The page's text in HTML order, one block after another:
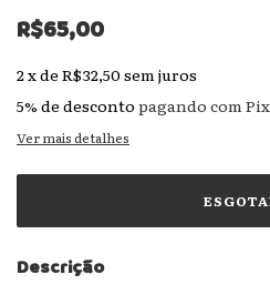
R$65,00
2xde R$32,50 sem juros
5% de desconto pagando com Pix
Ver mais detalhes
Descrição